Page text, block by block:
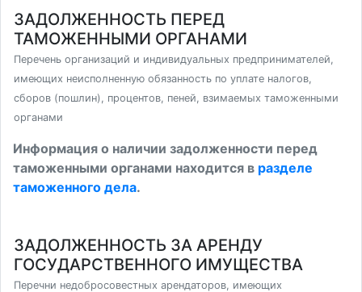
ЗАДОЛЖЕННОСТЬ ПЕРЕД
ТАМОЖЕННЫМИ ОРГАНАМИ
Перечень организаций и индивидуальных предпринимателей,
имеющих неисполненную обязанность по уплате налогов,
сборов (пошлин), процентов, пеней, взимаемых таможенными
органами
Информация о наличии задолженности перед
таможенными органами находится в разделе
таможенного дела.
ЗАДОЛЖЕННОСТЬ ЗА АРЕНДУ
ГОСУДАРСТВЕННОГО ИМУЩЕСТВА
Перечни недобросовестных арендаторов, имеющих